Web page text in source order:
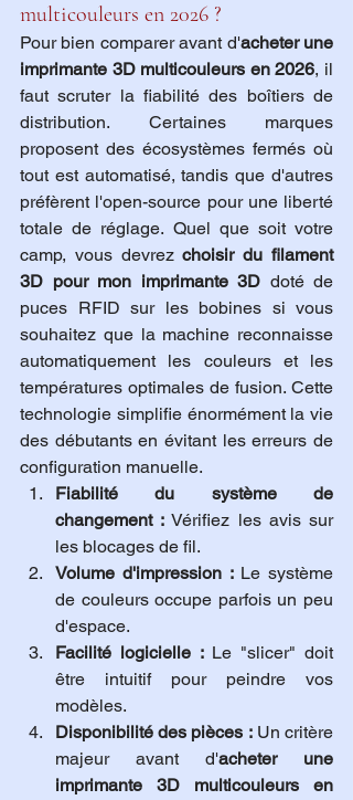
multicouleurs en 2026 ?
Pour bien comparer avant d'acheter une
imprimante 3D multicouleurs en 2026, il
faut scruter la fiabilité des boîtiers de
distribution. Certaines marques
proposent des écosystèmes fermés où
tout est automatisé, tandis que d'autres
préfèrent l'open-source pour une liberté
totale de réglage. Quel que soit votre
camp, vous devrez choisir du filament
3D pour mon imprimante 3D doté de
puces RFID sur les bobines si vous
souhaitez que la machine reconnaisse
automatiquement les couleurs et les
températures optimales de fusion. Cette
technologie simplifie énormément la vie
des débutants en évitant les erreurs de
configuration manuelle.
Fiabilité du système de
changement : Vérifiez les avis sur
les blocages de fil.
Volume d'impression : Le système
de couleurs occupe parfois un peu
d'espace.
Facilité logicielle : Le "slicer" doit
être intuitif pour peindre vos
modèles.
Disponibilité des pièces : Un critère
majeur avant d'acheter une
imprimante 3D multicouleurs en